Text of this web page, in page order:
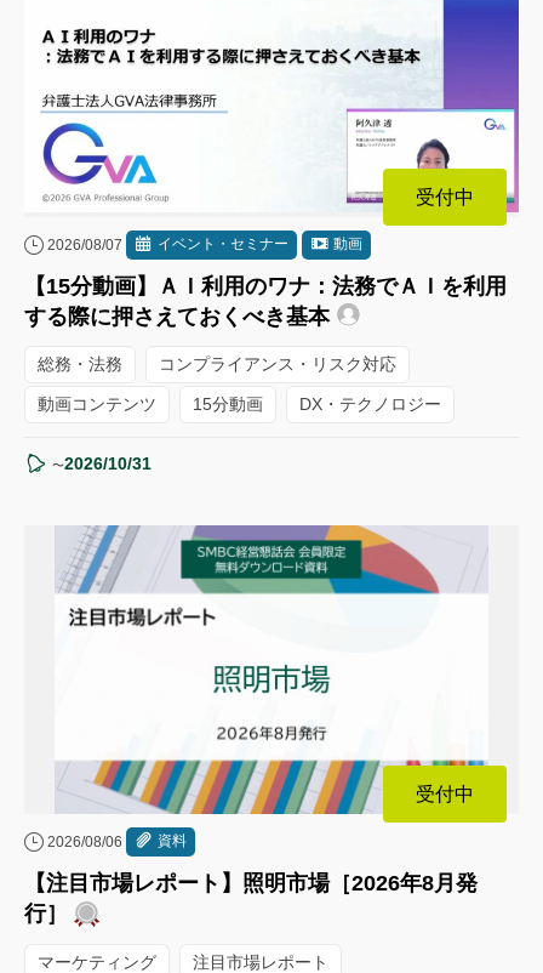
受付中
2026/08/07 イベント・セミナー 動画
【15分動画】ＡＩ利用のワナ：法務でＡＩを利用
する際に押さえておくべき基本
総務・法務 コンプライアンス・リスク対応
動画コンテンツ 15分動画 DX・テクノロジー
〜2026/10/31
受付中
2026/08/06 資料
【注目市場レポート】照明市場［2026年8月発
行］
マーケティング 注目市場レポート